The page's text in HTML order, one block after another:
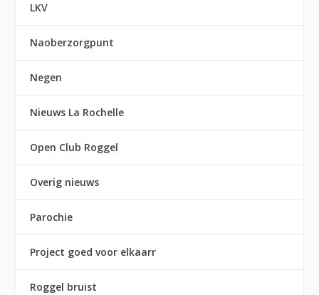
LKV
Naoberzorgpunt
Negen
Nieuws La Rochelle
Open Club Roggel
Overig nieuws
Parochie
Project goed voor elkaarr
Roggel bruist